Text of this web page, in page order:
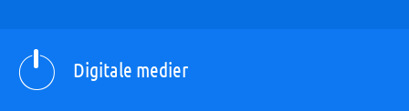
Digitale medier